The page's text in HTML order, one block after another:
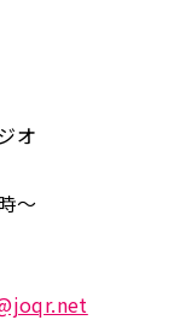
オ
～